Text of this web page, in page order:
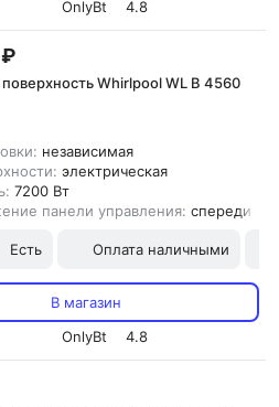
OnlyBt 4.8
Whirlpool WL B 4560
независимая
электрическая
7200 Вт
панели управления: спереди
Есть Оплата наличными
В магазин
OnlyBt
4.8